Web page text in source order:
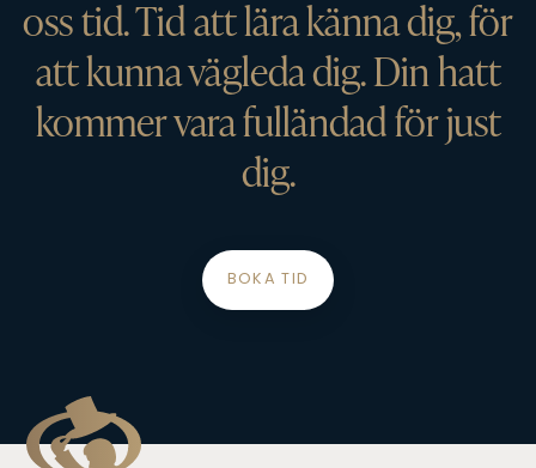
oss tid. Tid att lära känna dig, för
att kunna vägleda dig. Din hatt
kommer vara fulländad för just
dig.
BOKA TID